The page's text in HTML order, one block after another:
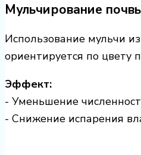
Мульчирование
Использование мульчи
ориентируется по цвету
Эффект:
- Уменьшение
- Снижение испарения